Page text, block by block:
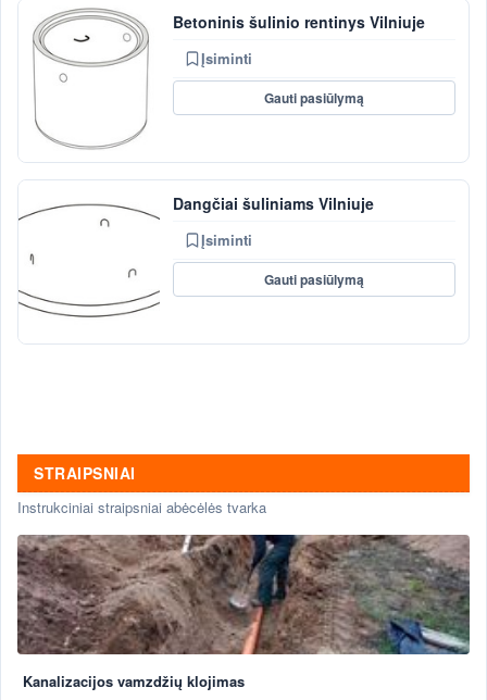
Betoninis šulinio rentinys Vilniuje
Įsiminti
Gauti pasiūlymą
Dangčiai šuliniams Vilniuje
Įsiminti
Gauti pasiūlymą
STRAIPSNIAI
Instrukciniai straipsniai abėcėlės tvarka
Kanalizacijos vamzdžių klojimas